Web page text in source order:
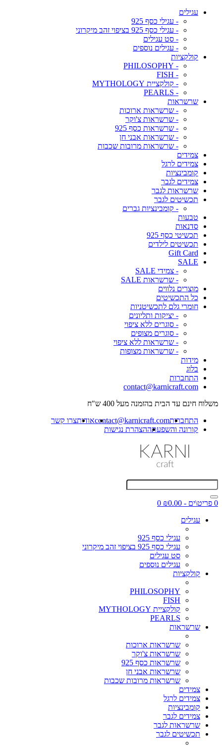
עגילים
- עגילי כסף 925
- עגילי כסף 925 בציפוי זהב מיקרוני
- סט עגילים
- עגילים נוספים
קולקציות
- PHILOSOPHY
- FISH
- קולקציית MYTHOLOGY
- PEARLS
שרשראות
- שרשראות ארוכות
- שרשראות צ'וקר
- שרשראות כסף 925
- שרשראות אבני חן
- שרשראות מרובות שכבות
צמידים
צמידים לרגל
קומבינציות
צמידים לגבר
שרשראות לגבר
תכשיטים לגבר
- קומבינציות גברים
טבעות
סדנאות
תכשיטי כסף 925
תכשיטים לילדים
Gift Card
SALE
- צמידי SALE
- שרשראות SALE
מוצרים נלווים
כל התכשיטים
חומרי גלם לתכשיטניות
- יציקות ותליונים
- סוגרים ללא ציפוי
- סוגרים מצופים
- שרשראות ללא ציפוי
- שרשראות מצופות
מידות
בלוג
התחברות
contact@karnicraft.com
משלוח חינם עד הבית בהזמנה מעל 400 ש"ח
התחברותcontact@karnicraft.comאודותצרו קשר
קורונה והשפעתההצהרת נגישות
0 פריט\ים - ₪0.00
0
עגילים
עגילי כסף 925
עגילי כסף 925 בציפוי זהב מיקרוני
סט עגילים
עגילים נוספים
קולקציות
PHILOSOPHY
FISH
קולקציית MYTHOLOGY
PEARLS
שרשראות
שרשראות ארוכות
שרשראות צ'וקר
שרשראות כסף 925
שרשראות אבני חן
שרשראות מרובות שכבות
צמידים
צמידים לרגל
קומבינציות
צמידים לגבר
שרשראות לגבר
תכשיטים לגבר